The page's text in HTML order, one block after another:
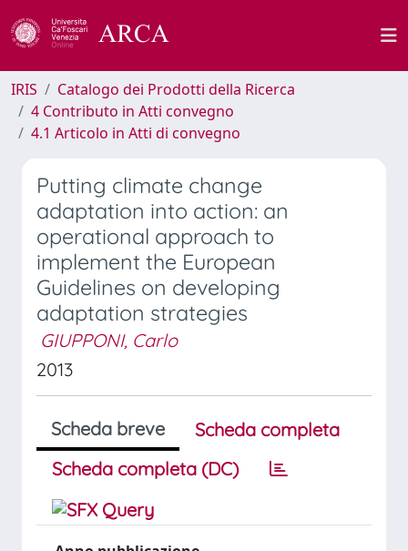
IRIS
Catalogo dei Prodotti della Ricerca
4 Contributo in Atti convegno
4.1 Articolo in Atti di convegno
Putting climate change
adaptation into action: an
operational approach to
implement the European
Guidelines on developing
adaptation strategies
GIUPPONI, Carlo
2013
Scheda breve
Scheda completa
Scheda completa (DC)